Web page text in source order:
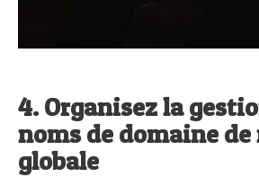
4. Organisez la
noms de domaine
globale